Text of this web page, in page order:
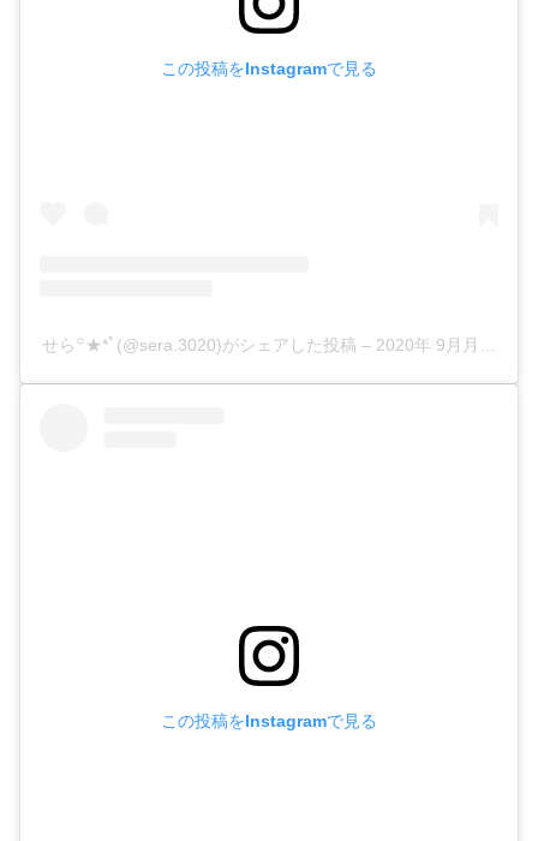
この投稿をInstagramで見る
せら꙳★*ﾟ(@sera.3020)がシェアした投稿 – 2020年 9月月3日午
この投稿をInstagramで見る